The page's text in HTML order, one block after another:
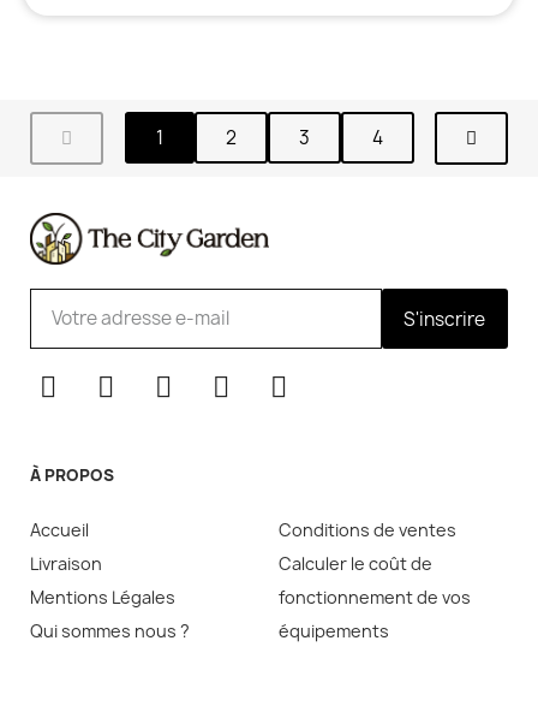
1 2 3 4
S'inscrire
À PROPOS
Accueil
Livraison
Mentions Légales
Qui sommes nous ?
Conditions de ventes
Calculer le coût de
fonctionnement de vos
équipements